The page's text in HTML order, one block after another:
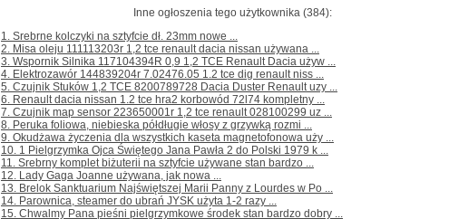
Inne ogłoszenia tego użytkownika (384):
1. Srebrne kolczyki na sztyfcie dł. 23mm nowe ...
2. Misa oleju 111113203r 1,2 tce renault dacia nissan używana ...
3. Wspornik Silnika 117104394R 0,9 1,2 TCE Renault Dacia używ ...
4. Elektrozawór 144839204r 7.02476.05 1.2 tce dig renault niss ...
5. Czujnik Stuków 1,2 TCE 8200789728 Dacia Duster Renault uzy ...
6. Renault dacia nissan 1.2 tce hra2 korbowód 72l74 kompletny ...
7. Czujnik map sensor 223650001r 1,2 tce renault 028100299 uz ...
8. Peruka foliowa, niebieska półdługie włosy z grzywką rozmi ...
9. Okudżawa życzenia dla wszystkich kaseta magnetofonowa uży ...
10. 1 Pielgrzymka Ojca Świętego Jana Pawła 2 do Polski 1979 k ...
11. Srebrny komplet biżuterii na sztyfcie używane stan bardzo ...
12. Lady Gaga Joanne używana, jak nowa ...
13. Brelok Sanktuarium Najświętszej Marii Panny z Lourdes w Po ...
14. Parownica, steamer do ubrań JYSK użyta 1-2 razy ...
15. Chwalmy Pana pieśni pielgrzymkowe środek stan bardzo dobry ...